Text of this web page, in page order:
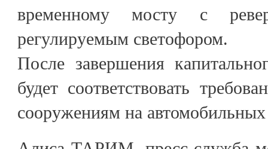
временному мосту с
регулируемым светофором.
После завершения
будет соответствовать
сооружениям на автомобильных